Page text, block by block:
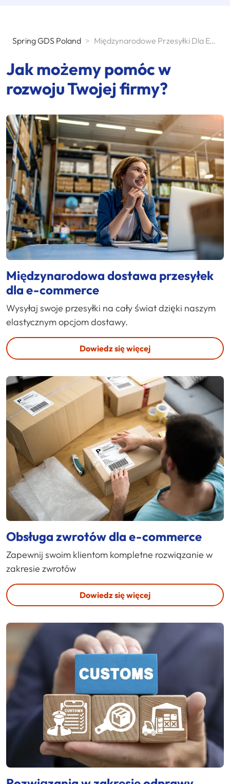
Spring GDS Poland > Międzynarodowe Przesyłki Dla E-Commerce
Jak możemy pomóc w
rozwoju Twojej firmy?
Międzynarodowa dostawa przesyłek
dla e-commerce
Wysyłaj swoje przesyłki na cały świat dzięki naszym
elastycznym opcjom dostawy.
Dowiedz się więcej
Obsługa zwrotów dla e-commerce
Zapewnij swoim klientom kompletne rozwiązanie w
zakresie zwrotów
Dowiedz się więcej